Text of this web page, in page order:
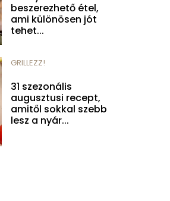
beszerezhető étel,
ami különösen jót
tehet...
GRILLEZZ!
31 szezonális
augusztusi recept,
amitől sokkal szebb
lesz a nyár...